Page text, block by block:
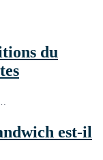
du
est-il